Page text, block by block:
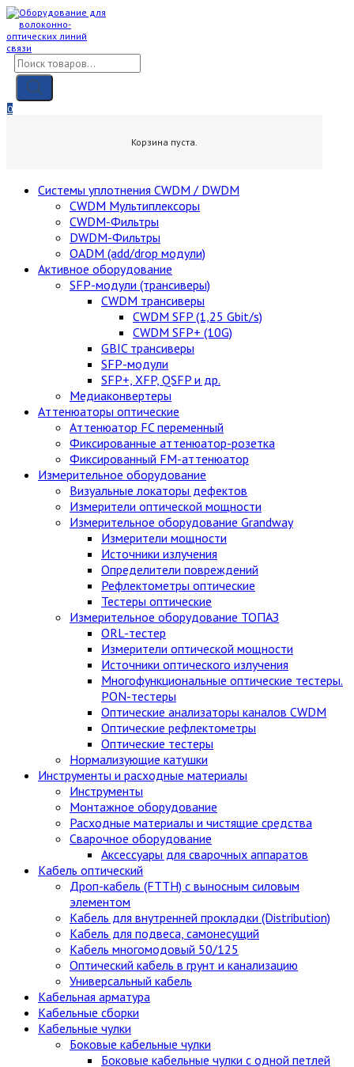
Skip
content
Поиск
товаров
0
Корзина пуста.
Cистемы уплотнения CWDM / DWDM
CWDM Мультиплексоры
CWDM-Фильтры
DWDM-Фильтры
OADM (add/drop модули)
Активное оборудование
SFP-модули (трансиверы)
CWDM трансиверы
CWDM SFP (1,25 Gbit/s)
CWDM SFP+ (10G)
GBIC трансиверы
SFP-модули
SFP+, XFP, QSFP и др.
Медиаконвертеры
Аттенюаторы оптические
Аттенюатор FC переменный
Фиксированные аттенюатор-розетка
Фиксированный FM-аттенюатор
Измерительное оборудование
Визуальные локаторы дефектов
Измерители оптической мощности
Измерительное оборудование Grandway
Измерители мощности
Источники излучения
Определители повреждений
Рефлектометры оптические
Тестеры оптические
Измерительное оборудование ТОПАЗ
ORL-тестер
Измерители оптической мощности
Источники оптического излучения
Многофункциональные оптические тестеры.
PON-тестеры
Оптические анализаторы каналов CWDM
Оптические рефлектометры
Оптические тестеры
Нормализующие катушки
Инструменты и расходные материалы
Инструменты
Монтажное оборудование
Расходные материалы и чистящие средства
Сварочное оборудование
Аксессуары для сварочных аппаратов
Кабель оптический
Дроп-кабель (FTTH) с выносным силовым
элементом
Кабель для внутренней прокладки (Distribution)
Кабель для подвеса, самонесущий
Кабель многомодовый 50/125
Оптический кабель в грунт и канализацию
Универсальный кабель
Кабельная арматура
Кабельные сборки
Кабельные чулки
Боковые кабельные чулки
Боковые кабельные чулки с одной петлей